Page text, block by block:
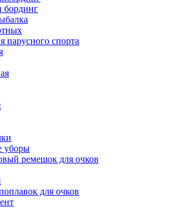
бординг
парусного спорта
уборы
ремешок для очков
для очков